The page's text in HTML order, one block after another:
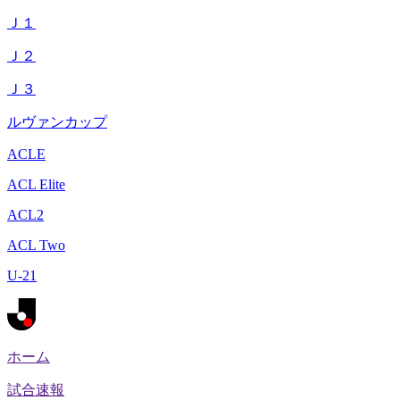
Ｊ１
Ｊ２
Ｊ３
ルヴァンカップ
ACLE
ACL Elite
ACL2
ACL Two
U-21
ホーム
試合速報